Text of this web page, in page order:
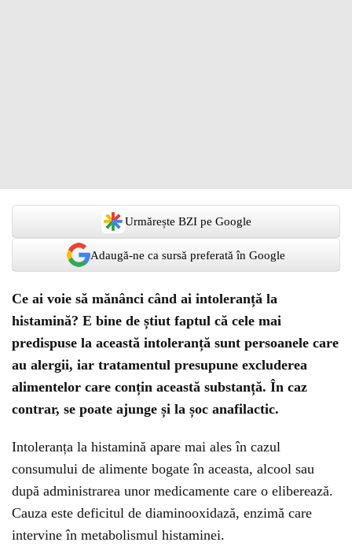
Urmărește BZI pe Google
Adaugă-ne ca sursă preferată în Google
Ce ai voie să mănânci când ai intoleranță la
histamină? E bine de știut faptul că cele mai
predispuse la această intoleranță sunt persoanele care
au alergii, iar tratamentul presupune excluderea
alimentelor care conțin această substanță. În caz
contrar, se poate ajunge și la șoc anafilactic.
Intoleranța la histamină apare mai ales în cazul
consumului de alimente bogate în aceasta, alcool sau
după administrarea unor medicamente care o eliberează.
Cauza este deficitul de diaminooxidază, enzimă care
intervine în metabolismul histaminei.